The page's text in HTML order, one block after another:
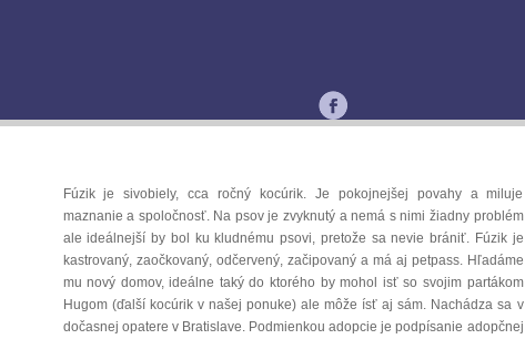
Fúzik je sivobiely, cca ročný kocúrik. Je pokojnejšej povahy a miluje
maznanie a spoločnosť. Na psov je zvyknutý a nemá s nimi žiadny problém
ale ideálnejší by bol ku kludnému psovi, pretože sa nevie brániť. Fúzik je
kastrovaný, zaočkovaný, odčervený, začipovaný a má aj petpass. Hľadáme
mu nový domov, ideálne taký do ktorého by mohol isť so svojim partákom
Hugom (ďalší kocúrik v našej ponuke) ale môže ísť aj sám. Nachádza sa v
dočasnej opatere v Bratislave. Podmienkou adopcie je podpísanie adopčnej